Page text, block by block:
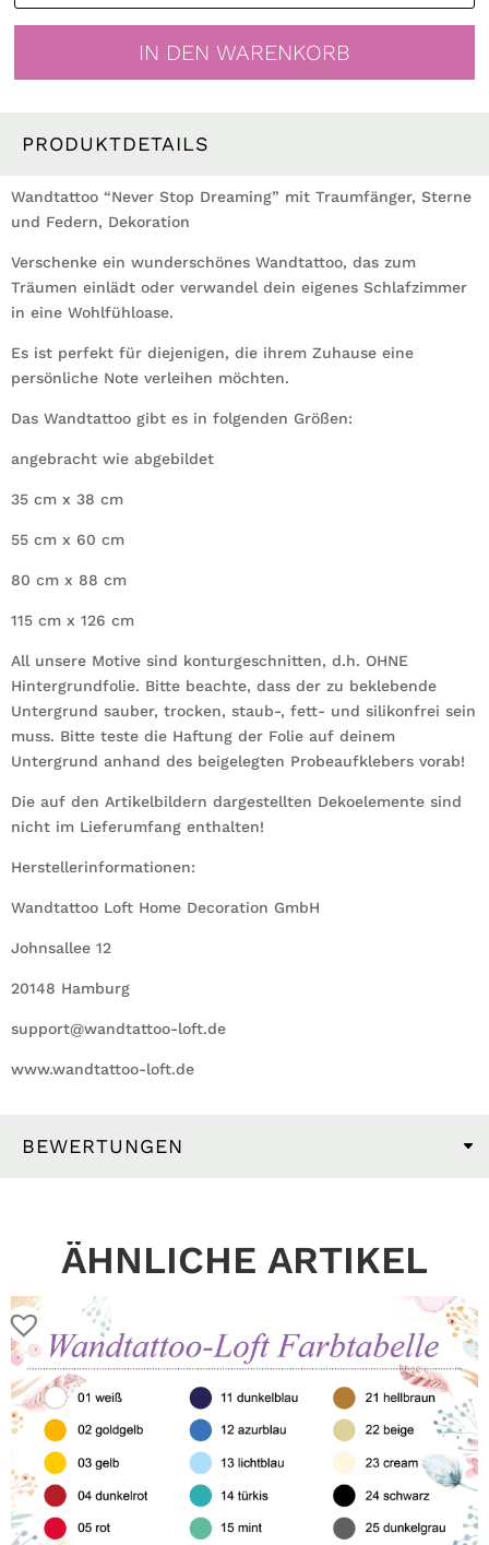
Never
Sterne
Federn
Wandbild
Menge
IN DEN WARENKORB
PRODUKTDETAILS
Wandtattoo “Never Stop Dreaming” mit Traumfänger, Sterne
und Federn, Dekoration
Verschenke ein wunderschönes Wandtattoo, das zum
Träumen einlädt oder verwandel dein eigenes Schlafzimmer
in eine Wohlfühloase.
Es ist perfekt für diejenigen, die ihrem Zuhause eine
persönliche Note verleihen möchten.
Das Wandtattoo gibt es in folgenden Größen:
angebracht wie abgebildet
35 cm x 38 cm
55 cm x 60 cm
80 cm x 88 cm
115 cm x 126 cm
All unsere Motive sind konturgeschnitten, d.h. OHNE
Hintergrundfolie. Bitte beachte, dass der zu beklebende
Untergrund sauber, trocken, staub-, fett- und silikonfrei sein
muss. Bitte teste die Haftung der Folie auf deinem
Untergrund anhand des beigelegten Probeaufklebers vorab!
Die auf den Artikelbildern dargestellten Dekoelemente sind
nicht im Lieferumfang enthalten!
Herstellerinformationen:
Wandtattoo Loft Home Decoration GmbH
Johnsallee 12
20148 Hamburg
support@wandtattoo-loft.de
www.wandtattoo-loft.de
BEWERTUNGEN
ÄHNLICHE ARTIKEL